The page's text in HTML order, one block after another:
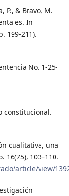
P., & Bravo, M.
In
199-211).
No. 1-25-
constitucional.
cualitativa, una
16(75), 103–110.
article/view/